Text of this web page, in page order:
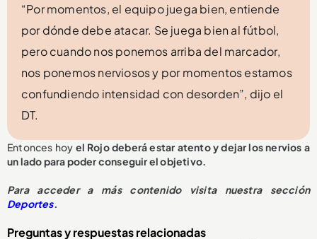
“Por momentos, el equipo juega bien, entiende
por dónde debe atacar. Se juega bien al fútbol,
pero cuando nos ponemos arriba del marcador,
nos ponemos nerviosos y por momentos estamos
confundiendo intensidad con desorden”, dijo el
DT.
Entonces hoy el Rojo deberá estar atento y dejar los nervios a
un lado para poder conseguir el objetivo.
Para acceder a más contenido visita nuestra sección
Deportes.
Preguntas y respuestas relacionadas